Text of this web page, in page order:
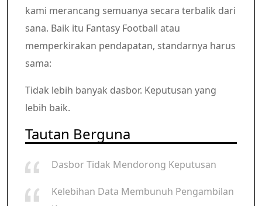
kami merancang semuanya secara terbalik dari
sana. Baik itu Fantasy Football atau
memperkirakan pendapatan, standarnya harus
sama:
Tidak lebih banyak dasbor. Keputusan yang
lebih baik.
Tautan Berguna
Dasbor Tidak Mendorong Keputusan
Kelebihan Data Membunuh Pengambilan